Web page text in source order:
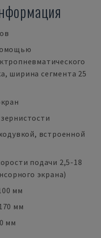
ширина сегмента 25
встроенной
подачи 2,5-18
экрана)
мм
мм
мм